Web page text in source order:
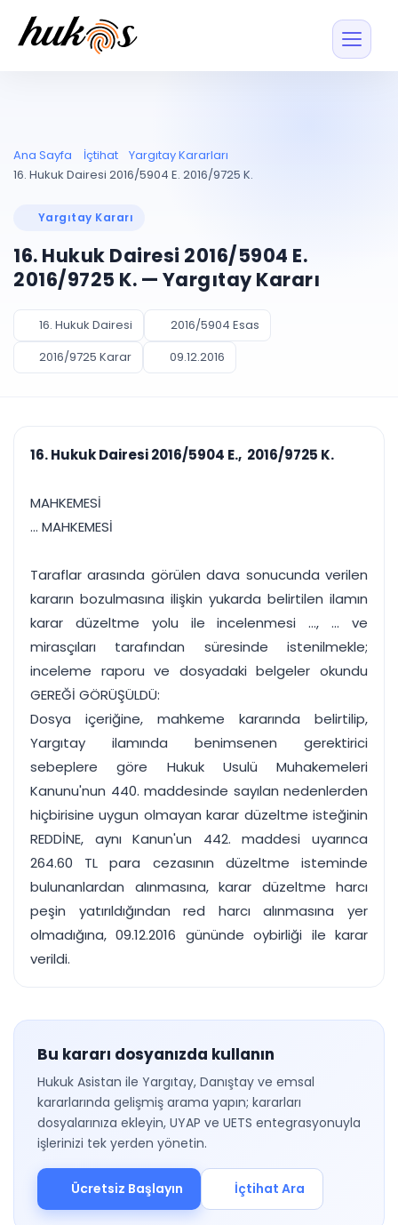
Entegrasyonu
UYAP ile otomatik
UYAP Evrak
Entegrasyonu
UETS Entegrasyonu
Tebligatları anında
Müvekkil ve taraf
Vekalet
PLANLAMA & TAKİP
Pano ve Takip
Duruşma ve görev
takvimi
Bildirim
takibi
UYAP & UETS entegrasyonundan finansa, hepsi bir arada.
Tüm özellikleri inceleyin Ücretsiz Başlayın
Blog
Ücretsiz Başlayın Giriş Yap
Ana Sayfa İçtihat
Yargıtay Kararları
16. Hukuk Dairesi 2016/5904 E. 2016/9725 K.
Yargıtay Kararı
16. Hukuk Dairesi 2016/5904 E.
2016/9725 K. — Yargıtay Kararı
16. Hukuk Dairesi
2016/5904 Esas
2016/9725 Karar
09.12.2016
16. Hukuk Dairesi 2016/5904 E., 2016/9725 K.
MAHKEMESİ
... MAHKEMESİ
Taraflar arasında görülen dava sonucunda verilen
kararın bozulmasına ilişkin yukarda belirtilen ilamın
karar düzeltme yolu ile incelenmesi ..., ... ve
mirasçıları tarafından süresinde istenilmekle;
inceleme raporu ve dosyadaki belgeler okundu
GEREĞİ GÖRÜŞÜLDÜ:
Dosya içeriğine, mahkeme kararında belirtilip,
Yargıtay ilamında benimsenen gerektirici
sebeplere göre Hukuk Usulü Muhakemeleri
Kanunu'nun 440. maddesinde sayılan nedenlerden
hiçbirisine uygun olmayan karar düzeltme isteğinin
REDDİNE, aynı Kanun'un 442. maddesi uyarınca
264.60 TL para cezasının düzeltme isteminde
bulunanlardan alınmasına, karar düzeltme harcı
peşin yatırıldığından red harcı alınmasına yer
olmadığına, 09.12.2016 gününde oybirliği ile karar
verildi.
Bu kararı dosyanızda kullanın
Hukuk Asistan ile Yargıtay, Danıştay ve emsal
kararlarında gelişmiş arama yapın; kararları
dosyalarınıza ekleyin, UYAP ve UETS entegrasyonuyla
işlerinizi tek yerden yönetin.
Ücretsiz Başlayın İçtihat Ara